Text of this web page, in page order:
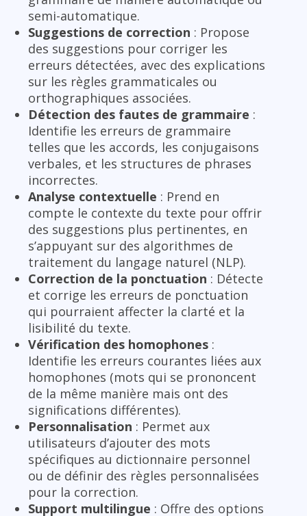
semi-automatique.
Suggestions de correction : Propose
des suggestions pour corriger les
erreurs détectées, avec des explications
sur les règles grammaticales ou
orthographiques associées.
Détection des fautes de grammaire :
Identifie les erreurs de grammaire
telles que les accords, les conjugaisons
verbales, et les structures de phrases
incorrectes.
Analyse contextuelle : Prend en
compte le contexte du texte pour offrir
des suggestions plus pertinentes, en
s’appuyant sur des algorithmes de
traitement du langage naturel (NLP).
Correction de la ponctuation : Détecte
et corrige les erreurs de ponctuation
qui pourraient affecter la clarté et la
lisibilité du texte.
Vérification des homophones :
Identifie les erreurs courantes liées aux
homophones (mots qui se prononcent
de la même manière mais ont des
significations différentes).
Personnalisation : Permet aux
utilisateurs d’ajouter des mots
spécifiques au dictionnaire personnel
ou de définir des règles personnalisées
pour la correction.
Support multilingue : Offre des options